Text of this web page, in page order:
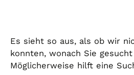
Es sieht so aus, als ob wir
konnten, wonach Sie gesucht
Möglicherweise hilft eine